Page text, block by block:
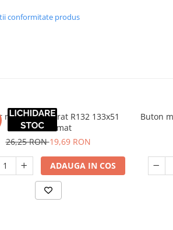
conformitate produs
mobila incastrat R132 133x51
mm, cromat
26,25 RON19,69 RON
ADAUGA IN COS
Buton